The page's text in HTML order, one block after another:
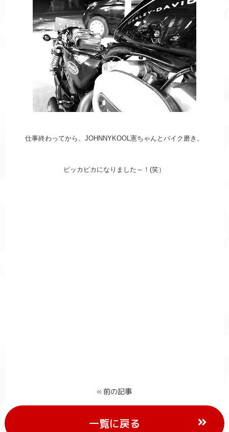
仕事終わってから、JOHNNYKOOL憲ちゃんとバイク磨き。
ピッカピカになりました～！(笑）
« 前の記事
一覧に戻る